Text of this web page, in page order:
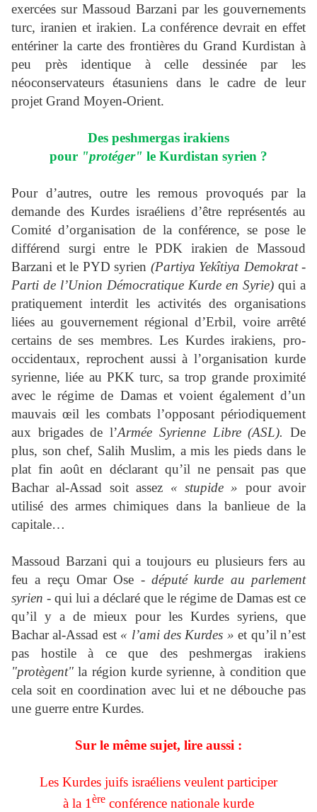
exercées sur Massoud Barzani par les gouvernements
turc, iranien et irakien. La conférence devrait en effet
entériner la carte des frontières du Grand Kurdistan à
peu près identique à celle dessinée par les
néoconservateurs étasuniens dans le cadre de leur
projet Grand Moyen-Orient.
Des peshmergas irakiens
pour "protéger" le Kurdistan syrien ?
Pour d’autres, outre les remous provoqués par la
demande des Kurdes israéliens d’être représentés au
Comité d’organisation de la conférence, se pose le
différend surgi entre le PDK irakien de Massoud
Barzani et le PYD syrien (Partiya Yekîtiya Demokrat -
Parti de l’Union Démocratique Kurde en Syrie) qui a
pratiquement interdit les activités des organisations
liées au gouvernement régional d’Erbil, voire arrêté
certains de ses membres. Les Kurdes irakiens, pro-
occidentaux, reprochent aussi à l’organisation kurde
syrienne, liée au PKK turc, sa trop grande proximité
avec le régime de Damas et voient également d’un
mauvais œil les combats l’opposant périodiquement
aux brigades de l’Armée Syrienne Libre (ASL). De
plus, son chef, Salih Muslim, a mis les pieds dans le
plat fin août en déclarant qu’il ne pensait pas que
Bachar al-Assad soit assez « stupide » pour avoir
utilisé des armes chimiques dans la banlieue de la
capitale…
Massoud Barzani qui a toujours eu plusieurs fers au
feu a reçu Omar Ose - député kurde au parlement
syrien - qui lui a déclaré que le régime de Damas est ce
qu’il y a de mieux pour les Kurdes syriens, que
Bachar al-Assad est « l’ami des Kurdes » et qu’il n’est
pas hostile à ce que des peshmergas irakiens
"protègent" la région kurde syrienne, à condition que
cela soit en coordination avec lui et ne débouche pas
une guerre entre Kurdes.
Sur le même sujet, lire aussi :
Les Kurdes juifs israéliens veulent participer
à la 1ère conférence nationale kurde